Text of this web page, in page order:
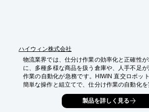
ハイウィン株式会社
物流業界では、仕分け作業の効率化と正確性
に、多種多様な商品を扱う倉庫や、人手不足が
作業の自動化が急務です。HIWIN 直交ロボッ
簡単な操作と組立てで、仕分け作業の自動化を
と市場競争力の向上に貢献します。
【活用シーン】
製品を詳しく見る